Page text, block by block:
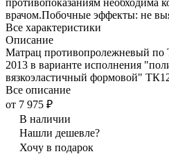
врачом.Побочные эффекты: не
Все характеристики
Описание
Матрац противопролежневый по
2013 в варианте исполнения
вязкоэластичный формовой"
Все описание
от 7 975 ₽
В наличии
Нашли дешевле?
Хочу в подарок